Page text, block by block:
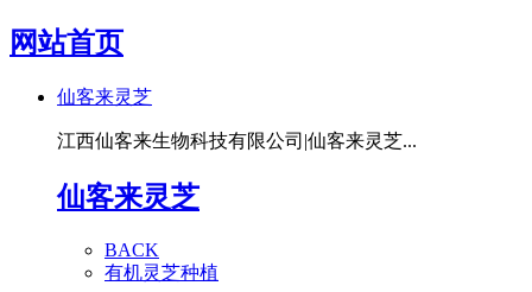
网站首页
仙客来灵芝
江西仙客来生物科技有限公司|仙客来灵芝...
仙客来灵芝
BACK
有机灵芝种植